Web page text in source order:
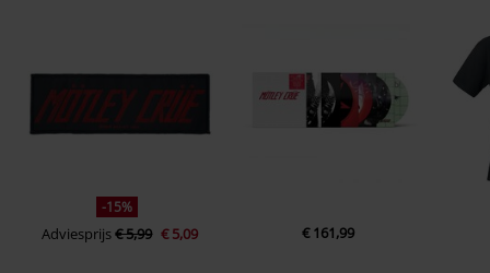
-15%
Adviesprijs€ 5,99 € 5,09 € 161,99